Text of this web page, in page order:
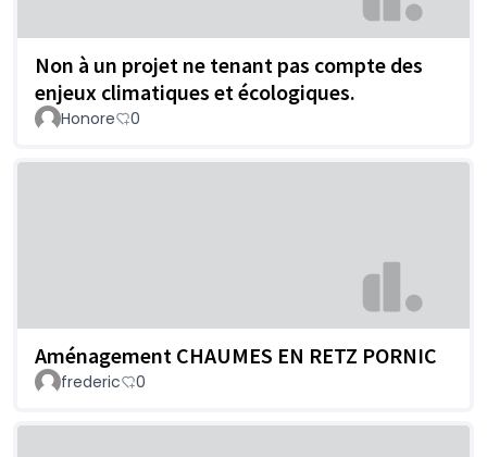
Non à un projet ne tenant pas compte des
enjeux climatiques et écologiques.
Honore 0
Aménagement CHAUMES EN RETZ PORNIC
frederic 0